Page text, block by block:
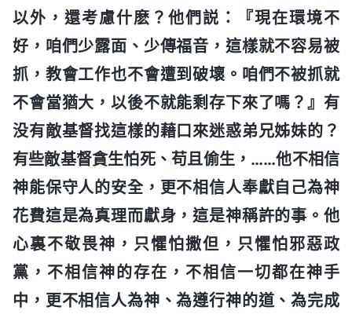
以外，還考慮什麽？他們説：『現在環境不
好，咱們少露面、少傳福音，這樣就不容易被
抓，教會工作也不會遭到破壞。咱們不被抓就
不會當猶大，以後不就能剩存下來了嗎？』有
没有敵基督找這樣的藉口來迷惑弟兄姊妹的？
有些敵基督貪生怕死、苟且偷生，……他不相信
神能保守人的安全，更不相信人奉獻自己為神
花費這是為真理而獻身，這是神稱許的事。他
心裏不敬畏神，只懼怕撒但，只懼怕邪惡政
黨，不相信神的存在，不相信一切都在神手
中，更不相信人為神、為遵行神的道、為完成